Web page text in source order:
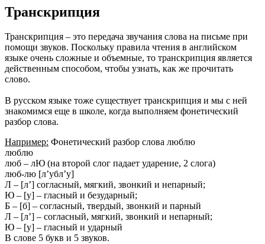
Транскрипция
Транскрипция – это передача звучания слова на письме при
помощи звуков. Поскольку правила чтения в английском
языке очень сложные и объемные, то транскрипция является
действенным способом, чтобы узнать, как же прочитать
слово.
В русском языке тоже существует транскрипция и мы с ней
знакомимся еще в школе, когда выполняем фонетический
разбор слова.
Например: Фонетический разбор слова люблю
люблю
люб – лЮ (на второй слог падает ударение, 2 слога)
люб-лю [л’убл’у]
Л – [л’] согласный, мягкий, звонкий и непарный;
Ю – [у] – гласный и безударный;
Б – [б] – согласный, твердый, звонкий и парный
Л – [л’] – согласный, мягкий, звонкий и непарный;
Ю – [у] – гласный и ударный
В слове 5 букв и 5 звуков.